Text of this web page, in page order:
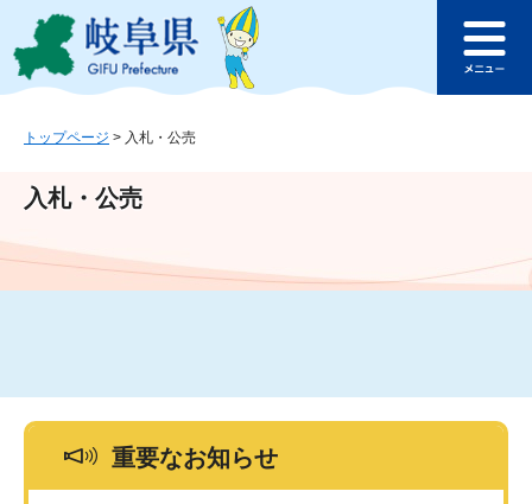
ジ
ュ
文
このページの本文へ
ュ
トップページ > 入札・公売
入札・公売
重要なお知らせ